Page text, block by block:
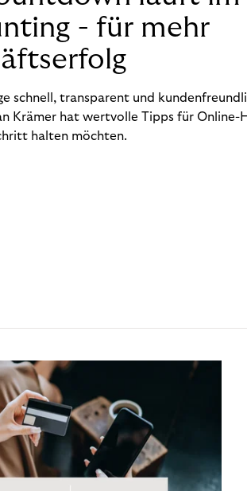
- für mehr
schnell, transparent und
Krämer hat wertvolle Tipps für Online-
halten möchten.